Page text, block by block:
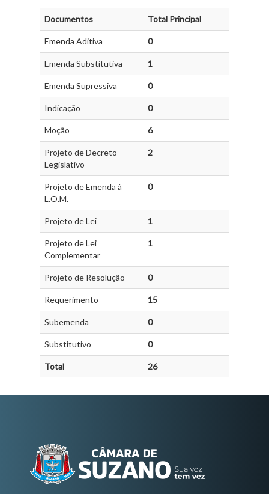
Documentos Total Principal
Emenda Aditiva 0
Emenda Substitutiva 1
Emenda Supressiva 0
Indicação 0
Moção 6
Projeto de Decreto
Legislativo
2
Projeto de Emenda à
L.O.M.
0
Projeto de Lei 1
Projeto de Lei
Complementar
1
Projeto de Resolução 0
Requerimento 15
Subemenda 0
Substitutivo 0
Total 26